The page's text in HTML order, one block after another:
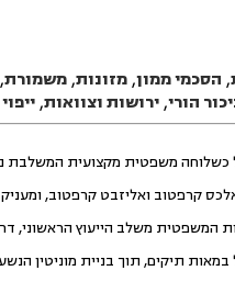
, הסכמי ממון,מזונות,משמורת,
הורי,ירושות וצוואות,
כשלוחה משפטית מקצועית המשלבת
קרפטוב ואליזבט קרפטוב,
משלב הייעוץ הראשוני, דרך
תיקים, תוך בניית מוניטין